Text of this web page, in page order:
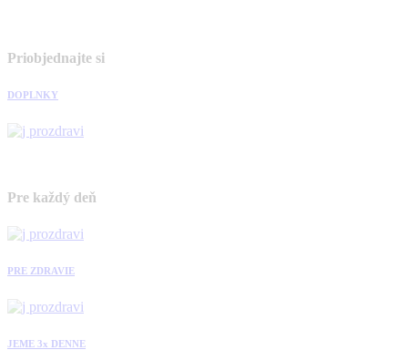
Priobjednajte si
DOPLNKY
Pre každý deň
PRE ZDRAVIE
JEME 3x DENNE